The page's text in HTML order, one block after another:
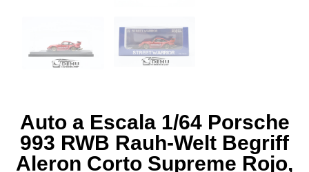
Auto a Escala 1/64 Porsche
993 RWB Rauh-Welt Begriff
Aleron Corto Supreme Rojo,